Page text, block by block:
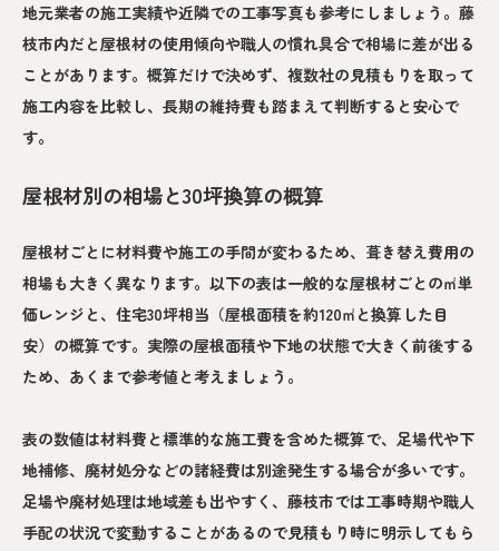
地元業者の施工実績や近隣での工事写真も参考にしましょう。藤
枝市内だと屋根材の使用傾向や職人の慣れ具合で相場に差が出る
ことがあります。概算だけで決めず、複数社の見積もりを取って
施工内容を比較し、長期の維持費も踏まえて判断すると安心で
す。
屋根材別の相場と30坪換算の概算
屋根材ごとに材料費や施工の手間が変わるため、葺き替え費用の
相場も大きく異なります。以下の表は一般的な屋根材ごとの㎡単
価レンジと、住宅30坪相当（屋根面積を約120㎡と換算した目
安）の概算です。実際の屋根面積や下地の状態で大きく前後する
ため、あくまで参考値と考えましょう。
表の数値は材料費と標準的な施工費を含めた概算で、足場代や下
地補修、廃材処分などの諸経費は別途発生する場合が多いです。
足場や廃材処理は地域差も出やすく、藤枝市では工事時期や職人
手配の状況で変動することがあるので見積もり時に明示してもら